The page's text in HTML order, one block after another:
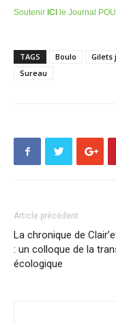
Soutenir ICI le Journal
TAGS Boulo Gilets
Sureau
Article précédent
La chronique de
: un colloque de la
écologique